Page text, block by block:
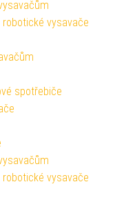
vysavače
spotřebiče
vysavače